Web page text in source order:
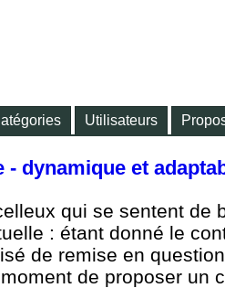
Utilisateurs
dynamique et
qui se sentent de
: étant donné le
de remise en
de proposer un